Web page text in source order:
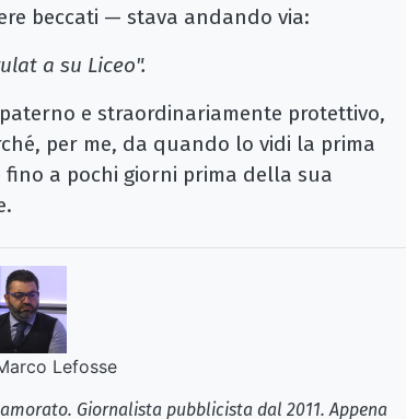
beccati — stava andando via:
a su Liceo".
e straordinariamente protettivo,
per me, da quando lo vidi la prima
a pochi giorni prima della sua
Lefosse
Giornalista pubblicista dal 2011. Appena